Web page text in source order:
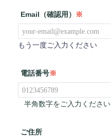
Email（確認用） ※
もう一度ご入力ください
電話番号※
半角数字をご入力ください
ご住所